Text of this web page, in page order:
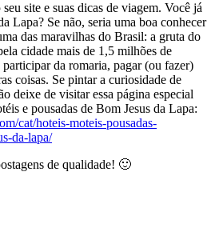
site e suas dicas de viagem. Você já
Lapa? Se não, seria uma boa conhecer
das maravilhas do Brasil: a gruta do
cidade mais de 1,5 milhões de
participar da romaria, pagar (ou fazer)
coisas. Se pintar a curiosidade de
deixe de visitar essa página especial
e pousadas de Bom Jesus da Lapa:
cat/hoteis-moteis-pousadas-
da-lapa/
de qualidade! 🙂